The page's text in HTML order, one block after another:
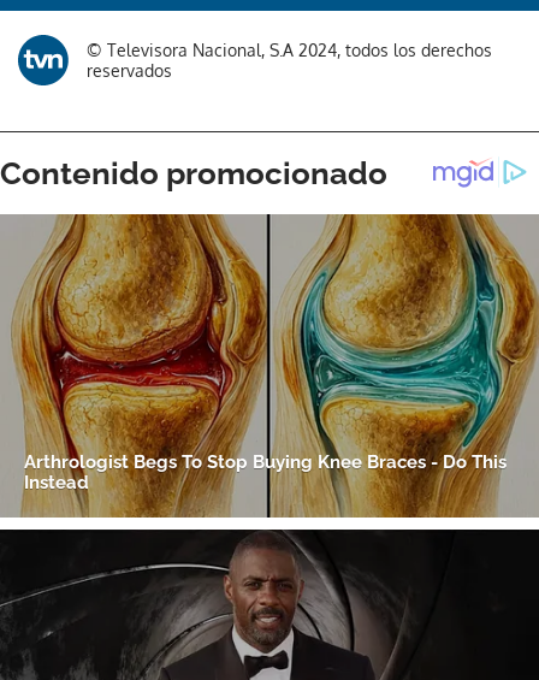
Gracias por suscribirte a nuestro boletín.
ACEPTAR
© Televisora Nacional, S.A 2024, todos los derechos
reservados